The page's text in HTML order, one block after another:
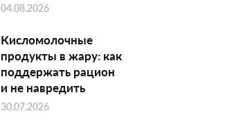
04.08.2026
Кисломолочные
продукты в жару: как
поддержать рацион
и не навредить
30.07.2026